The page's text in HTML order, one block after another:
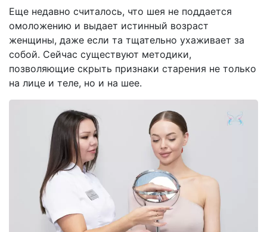
Еще недавно считалось, что шея не поддается
омоложению и выдает истинный возраст
женщины, даже если та тщательно ухаживает за
собой. Сейчас существуют методики,
позволяющие скрыть признаки старения не только
на лице и теле, но и на шее.